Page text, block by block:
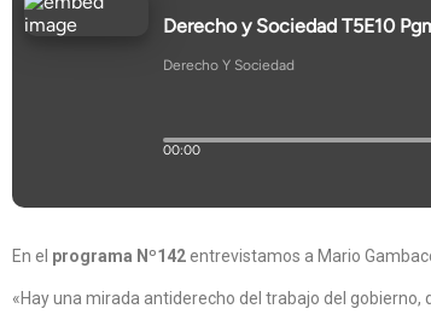
En el programa Nº142entrevistamos a Mario
«Hay una mirada antiderecho del trabajo del